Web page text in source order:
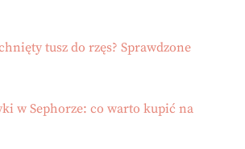
tusz do rzęs? Sprawdzone
w Sephorze: co warto kupić na